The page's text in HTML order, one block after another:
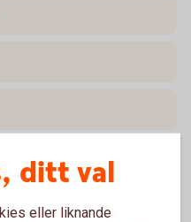
ditt val
eller liknande